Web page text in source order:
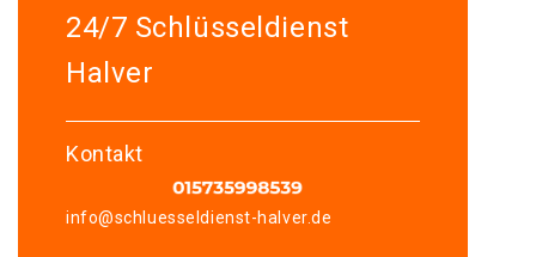
24/7 Schlüsseldienst
Halver
Kontakt
info@schluesseldienst-halver.de